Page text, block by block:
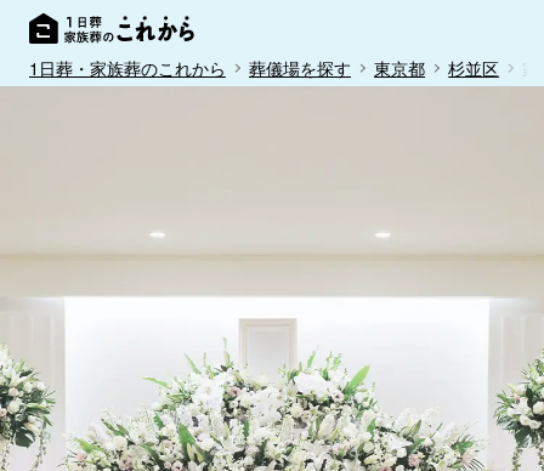
1日葬・家族葬のこれから 葬儀場を探す 東京都 杉並区